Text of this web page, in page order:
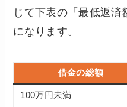
じて下表の「最低返済
になります。
借金の総額
100万円未満